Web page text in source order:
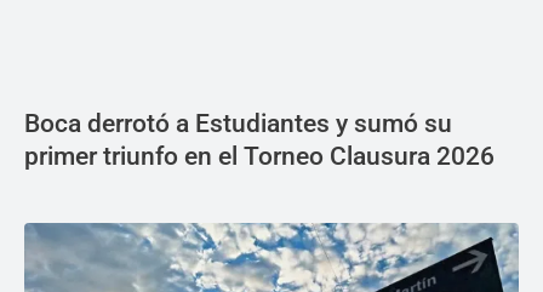
Boca derrotó a Estudiantes y sumó su
primer triunfo en el Torneo Clausura 2026